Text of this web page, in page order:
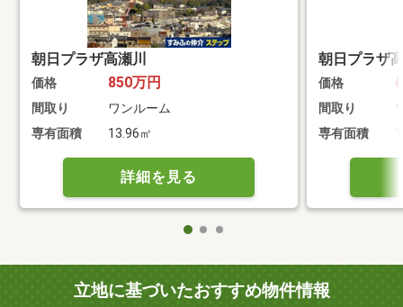
朝日プラザ高瀬川
価格 850万円
間取り
ワンルーム
専有面積
13.96㎡
詳細を見る
朝日プラザ
価格
間取り
専有面積
立地に基づいたおすすめ物件情報